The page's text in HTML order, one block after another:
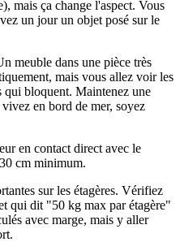
mais ça change l'aspect. Vous
un jour un objet posé sur le
meuble dans une pièce très
mais vous allez voir les
bloquent. Maintenez une
en bord de mer, soyez
en contact direct avec le
cm minimum.
sur les étagères. Vérifiez
qui dit "50 kg max par étagère"
avec marge, mais y aller